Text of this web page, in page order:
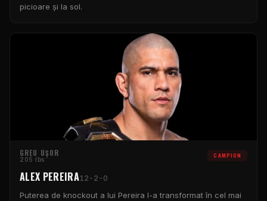
picioare și la sol.
GREU UȘOR
205 lbs CAMPION
ALEX PEREIRA12-2-0
Puterea de knockout a lui Pereira l-a transformat în cel mai